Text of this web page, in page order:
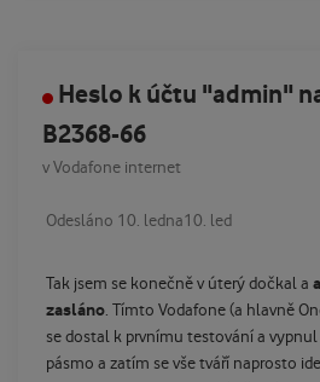
Heslo k účtu "admin"
B2368-66
vVodafone internet
Odesláno 10. ledna10. led
Tak jsem se konečně v úterý dočkal a
zasláno. Tímto Vodafone (a hlavně
se dostal k prvnímu testování a
pásmo a zatím se vše tváří naprosto